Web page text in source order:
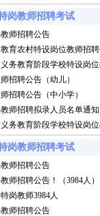
岗教师招聘考试
师招聘公告
育农村特设岗位教师招
务教育阶段学校特设岗
招聘公告（幼儿）
招聘公告（中小学）
师招聘拟录人员名单通知
务教育阶段学校特设岗
岗教师招聘考试
师招聘公告
师招聘公告！（3984人）
岗教师3984人
师招聘公告